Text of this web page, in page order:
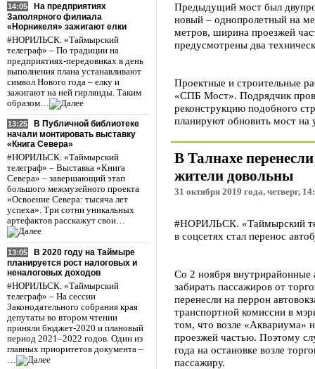
14:05
На предприятиях
Заполярного филиала
«Норникеля» зажигают елки
#НОРИЛЬСК. «Таймырский
телеграф» – По традиции на
предприятиях-передовиках в день
выполнения плана устанавливают
символ Нового года – елку и
зажигают на ней гирлянды. Таким
образом…
13:25
В Публичной библиотеке
начали монтировать выставку
«Книга Севера»
#НОРИЛЬСК. «Таймырский
телеграф» – Выставка «Книга
Севера» – завершающий этап
большого межмузейного проекта
«Освоение Севера: тысяча лет
успеха». Три сотни уникальных
артефактов расскажут свои…
13:05
В 2020 году на Таймыре
планируется рост налоговых и
неналоговых доходов
#НОРИЛЬСК. «Таймырский
телеграф» – На сессии
Законодательного собрания края
депутаты во втором чтении
приняли бюджет-2020 и плановый
период 2021–2022 годов. Один из
главных приоритетов документа –
…
Предыдущий мост был
новый – однопролетный на
метров, ширина проезжей
предусмотрены два
Проектные и строительные
«СПБ Мост». Подрядчик
реконструкцию подобного
планируют обновить мост на
В Талнахе
жители довольны
31 октября 2019 года, четверг,
#НОРИЛЬСК. «Таймырский
в соцсетях стал перенос
Со 2 ноября внутрирайонные
забирать пассажиров от
перенесли на перрон
транспортной комиссии в
том, что возле «Аквариума»
проезжей частью. Поэтому
года на остановке возле
пассажиру.